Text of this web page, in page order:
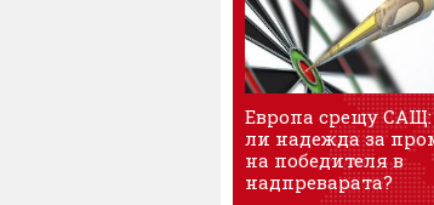
Европа срещу
ли надежда за
на победителя в
надпреварата?